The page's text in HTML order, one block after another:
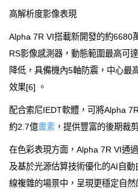
高解析度影像表現
Alpha 7R VI搭載新開發的約6680
RS影像感測器，動態範圍最高可
降低，具備機內5軸防震，中心最
效果[6] 。
配合索尼IEDT軟體，可將Alpha
約2.7億畫素 ，提供豐富的後期裁
在色彩表現方面，Alpha 7R VI通
及基於光源估算技術優化的AI自
線複雜的場景中，呈現更穩定自然